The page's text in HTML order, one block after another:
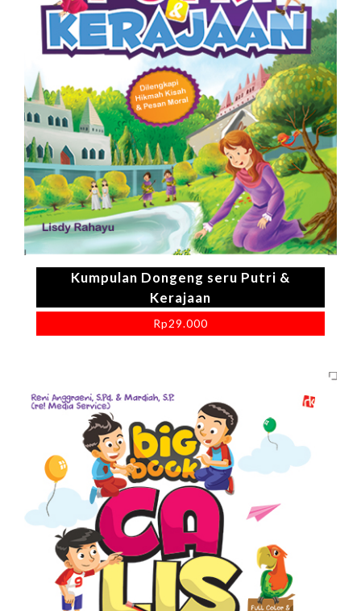
Kumpulan Dongeng seru Putri &
Kerajaan
Rp29.000